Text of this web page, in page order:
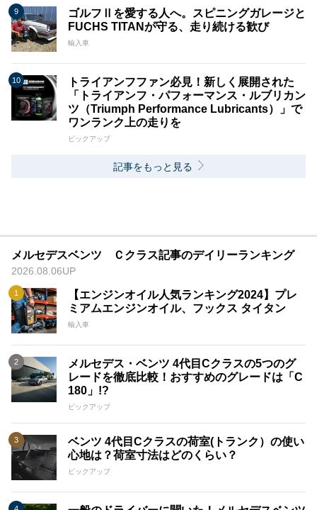
ゴルフⅡを愛する人へ。スピニングガレージと
FUCHS TITANが守る、走り続ける歓び
輸入車
トライアンフファン必見！新しく展開された
「トライアンフ・パフォーマンス・ルブリカン
ツ（Triumph Performance Lubricants）」で
ワンランク上の走りを
ピックアップ
記事をもっと見る
メルセデスベンツ Ｃクラス記事のデイリーランキング
2026.08.06UP
【エンジンオイル人気ランキング2024】プレ
ミアムエンジンオイル、フックス タイタン
輸入車
メルセデス・ベンツ 4代目Cクラスの5つのグ
レードを徹底比較！おすすめのグレードは「C
180」!?
ピックアップ
ベンツ 4代目Cクラスの荷室(トランク）の使い
心地は？荷室寸法はどのくらい？
ピックアップ